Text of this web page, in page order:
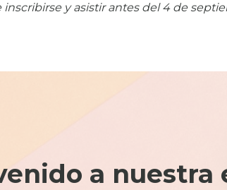
inscribirse y asistir antes del 4 de
a nuestra